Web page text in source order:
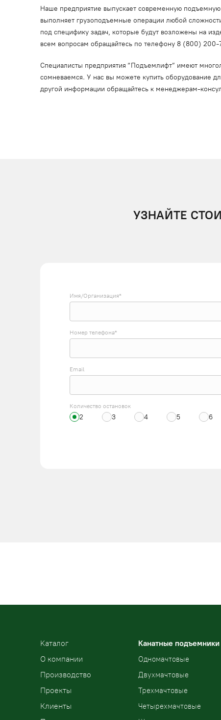
Наше предприятие выпускает современную подъемную
выполняет грузоподъемные операции любой
под специфику задач, которые будут возложены на
всем вопросам обращайтесь по телефону 8 (800) 200-
Специалисты предприятия “Подъемлифт” имеют
сомневаемся. У нас вы можете купить оборудование
другой информации обращайтесь к менеджерам-
УЗНАЙТЕ
Имя/Организация*
Номер телефона*
Email
Количество остановок
2 3 4 5 6
Kаталог
О компании
Производство
Проекты
Клиенты
Канатные подъемники
Одномачтовые
Двухмачтовые
Трехмачтовые
Четырехмачтовые